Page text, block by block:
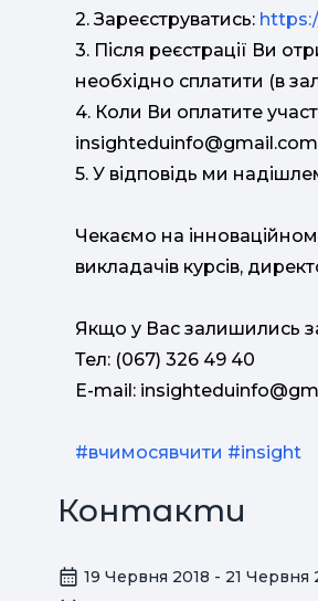
2. Зареєструватись:
3. Після реєстрації Ви
необхідно сплатити (в
4. Коли Ви оплатите
insighteduinfo@gmail.com
5. У відповідь ми
Чекаємо на
викладачів курсів,
Якщо у Вас залишились
Тел: (067) 326 49 40
E-mail:
#вчимосявчити #insight
Контакти
19 Червня 2018 - 21 Червня